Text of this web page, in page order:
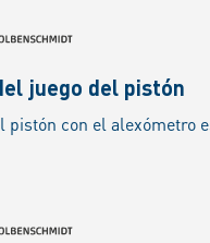
juego del pistón